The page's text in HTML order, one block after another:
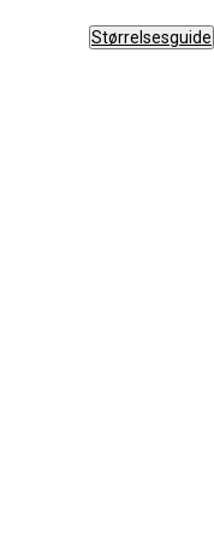
Størrelsesguide